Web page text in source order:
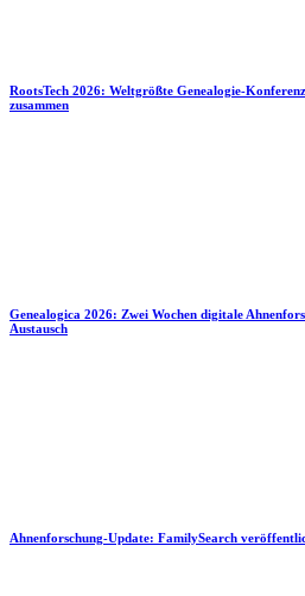
RootsTech 2026: Weltgrößte Genealogie-
zusammen
Genealogica 2026: Zwei Wochen digitale
Austausch
Ahnenforschung-Update: FamilySearch